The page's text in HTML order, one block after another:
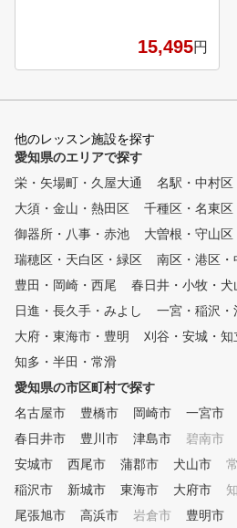
スターコースがあります。 ベ
ーシックコースは講義+打席練
すので誰でも安心して受講でき
ます。 ベーシックコースでは
物足りない・・・そんな方にオ
ススメなのがマスターコース。
講義はなく打席での実践練習の
みのため、よりひとりひとりの
悩みに沿ったレッスンが受けら
15,495円
他のレッスン施設を探す
愛知県のエリアで探す
栄・矢場町・久屋大通
名駅・中村区
大須・金山・熱田区
千種区・名東区
御器所・八事・赤池
大曽根・守山区
瑞穂区・天白区・緑区
南区・港区・
豊田・岡崎・西尾
春日井・小牧・犬
日進・長久手・みよし
一宮・稲沢・
大府・東海市・豊明
刈谷・安城・知
知多・半田・常滑
愛知県の市区町村で探す
名古屋市
豊橋市 岡崎市 一宮市
春日井市
豊川市 津島市 碧南市
安城市
西尾市 蒲郡市 犬山市
稲沢市
新城市 東海市 大府市
尾張旭市
高浜市 岩倉市 豊明市